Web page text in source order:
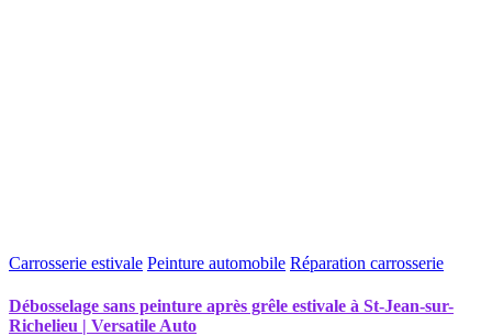
Carrosserie estivale Peinture automobile Réparation carrosserie
Débosselage sans peinture après grêle estivale à St-Jean-sur-
Richelieu | Versatile Auto